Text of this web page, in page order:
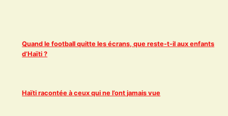
Quand le football quitte les écrans, que reste-t-il aux enfants
d’Haïti ?
Haïti racontée à ceux qui ne l’ont jamais vue